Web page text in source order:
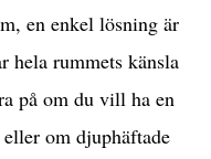
en enkel lösning är
hela rummets känsla
på om du vill ha en
om djuphäftade